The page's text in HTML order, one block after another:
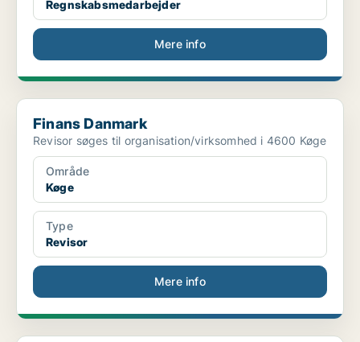
Regnskabsmedarbejder
Mere info
Finans Danmark
Finans Danmark
Revisor søges til organisation/virksomhed i 4600 Køge
Område
Køge
Type
Revisor
Mere info